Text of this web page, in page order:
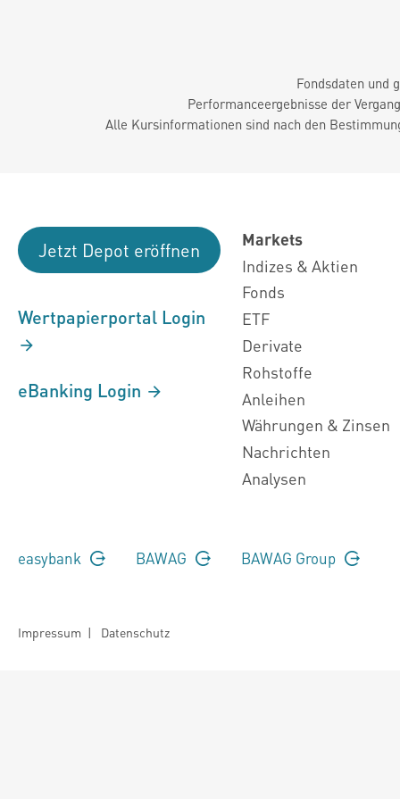
Fondsdaten und
Performanceergebnisse der
Alle Kursinformationen sind nach den
Jetzt Depot eröffnen
Wertpapierportal Login
eBanking Login
Markets
Indizes & Aktien
Fonds
ETF
Derivate
Rohstoffe
Anleihen
Währungen & Zinsen
Nachrichten
Analysen
easybank BAWAG BAWAG Group
Impressum | Datenschutz